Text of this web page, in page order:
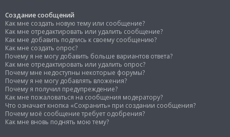
Создание сообщений
Как мне создать новую тему или сообщение?
Как мне отредактировать или удалить сообщение?
Как мне добавить подпись к своему сообщению?
Как мне создать опрос?
Почему я не могу добавить больше вариантов ответа?
Как мне отредактировать или удалить опрос?
Почему мне недоступны некоторые форумы?
Почему я не могу добавлять вложения?
Почему я получил предупреждение?
Как мне пожаловаться на сообщения модератору?
Что означает кнопка «Сохранить» при создании сообщения?
Почему моё сообщение требует одобрения?
Как мне вновь поднять мою тему?